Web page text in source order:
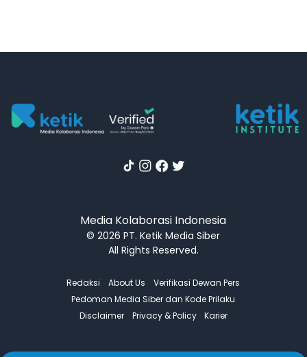
Media Kolaborasi Indonesia
© 2026 PT. Ketik Media Siber
All Rights Reserved.
Redaksi About Us
Verifikasi Dewan Pers
Pedoman Media Siber dan Kode Prilaku
Disclaimer
Privacy & Policy Karier